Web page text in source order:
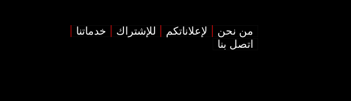
من نحن لإعلاناتكم للإشتراك
خدماتنا
اتصل بنا